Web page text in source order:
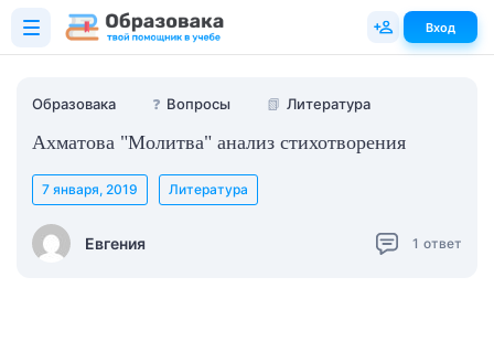
Образовака ❓ Вопросы 📗 Литература
Ахматова "Молитва" анализ стихотворения
Евгения
7 января, 2019 Литература
1 ответ
Вход